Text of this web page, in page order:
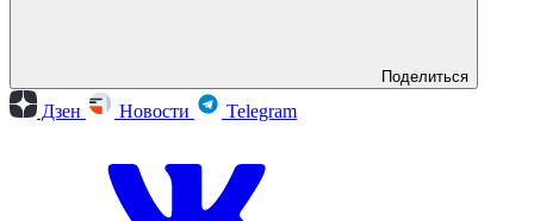
Поделиться
Дзен Новости Telegram